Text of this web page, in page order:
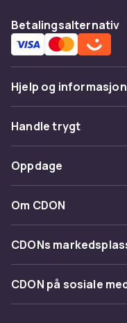
Betalingsalternativ
Hjelp og informasjon
Vanlige spørsmål
Spor pakke
Angre & returner her
Kontakt oss
Handle trygt
Betaling
Levering
Tilbakekallinger
Oppdage
Kategorier
Varemerker
Om CDON
Om oss
Kundeanmeldelser
Jobbe på CDON
CDONs
Merchant Help
CDON på sosiale